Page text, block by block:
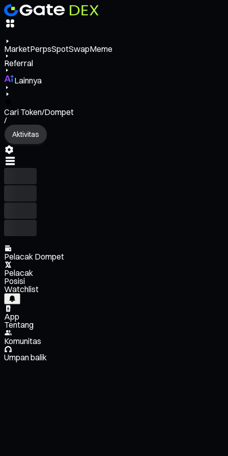
MarketPerpsSpotSwapMeme
Referral
Lainnya
Cari Token/Dompet
/
Aktivitas
Pelacak Dompet
Pelacak
Posisi
Watchlist
App
Tentang
Komunitas
Umpan balik